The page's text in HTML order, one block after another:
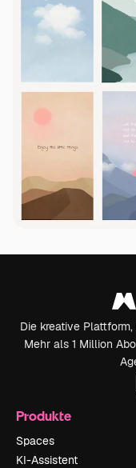
Die kreative
Mehr als 1 Million
Produkte
Spaces
KI-Assistent